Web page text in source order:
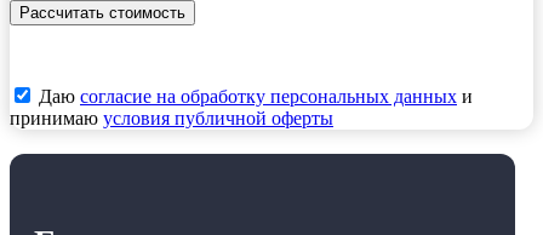
Рассчитать стоимость
Даю согласие на обработку персональных данных и
принимаю условия публичной оферты